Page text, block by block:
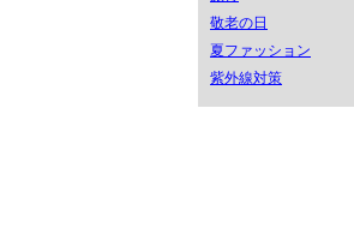
敬老の日
夏ファッション
紫外線対策